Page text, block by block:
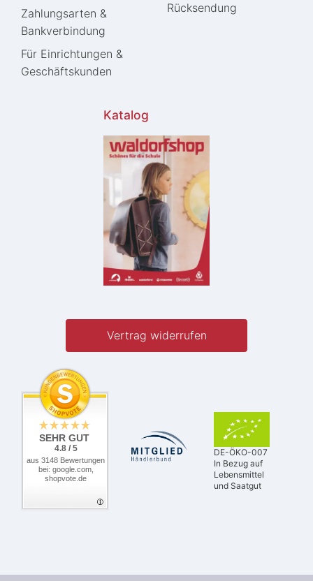
Zahlungsarten &
Bankverbindung
Für Einrichtungen &
Geschäftskunden
Rücksendung
Katalog
Vertrag widerrufen
SEHR GUT
4.8 / 5
aus 3148 Bewertungen
bei: google.com,
shopvote.de
DE-ÖKO-007
In Bezug auf
Lebensmittel
und Saatgut